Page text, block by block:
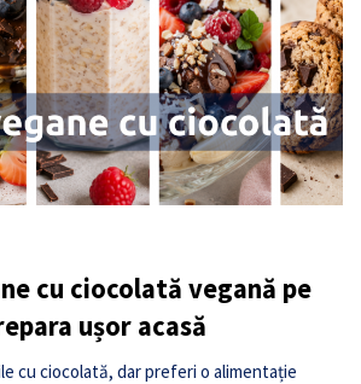
cu ciocolată vegană pe
ușor acasă
cu ciocolată, dar preferi o alimentație